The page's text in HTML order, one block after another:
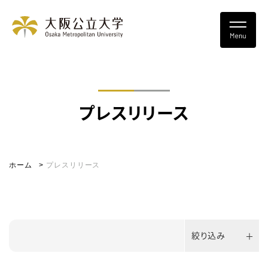
プレスリリース
ホーム プレスリリース
絞り込み